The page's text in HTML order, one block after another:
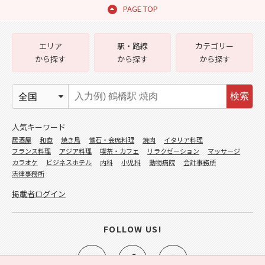
PAGE TOP
エリア
から探す
駅・路線
から探す
カテゴリー
から探す
検索
人気キーワード
居酒屋 和食 焼き鳥 懐石・会席料理 焼肉
イタリア料理
フランス料理
アジア料理 喫茶・カフェ リラクゼーション
マッサージ
カラオケ
ビジネスホテル 内科 小児科 動物病院
会計事務所
法律事務所
掲載者ログイン
FOLLOW US!